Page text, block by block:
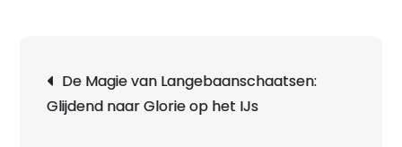
De Magie van Langebaanschaatsen:
Glijdend naar Glorie op het IJs